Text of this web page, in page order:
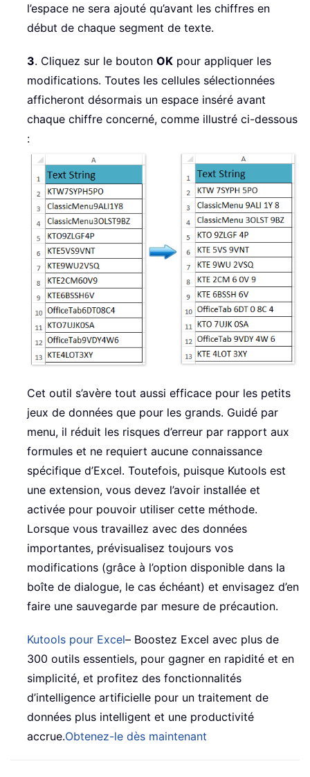
l’espace ne sera ajouté qu’avant les chiffres en
début de chaque segment de texte.
3. Cliquez sur le bouton OK pour appliquer les
modifications. Toutes les cellules sélectionnées
afficheront désormais un espace inséré avant
chaque chiffre concerné, comme illustré ci-dessous
:
Cet outil s’avère tout aussi efficace pour les petits
jeux de données que pour les grands. Guidé par
menu, il réduit les risques d’erreur par rapport aux
formules et ne requiert aucune connaissance
spécifique d’Excel. Toutefois, puisque Kutools est
une extension, vous devez l’avoir installée et
activée pour pouvoir utiliser cette méthode.
Lorsque vous travaillez avec des données
importantes, prévisualisez toujours vos
modifications (grâce à l’option disponible dans la
boîte de dialogue, le cas échéant) et envisagez d’en
faire une sauvegarde par mesure de précaution.
Kutools pour Excel– Boostez Excel avec plus de
300 outils essentiels, pour gagner en rapidité et en
simplicité, et profitez des fonctionnalités
d’intelligence artificielle pour un traitement de
données plus intelligent et une productivité
accrue.Obtenez-le dès maintenant